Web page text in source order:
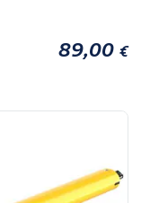
89,00 €